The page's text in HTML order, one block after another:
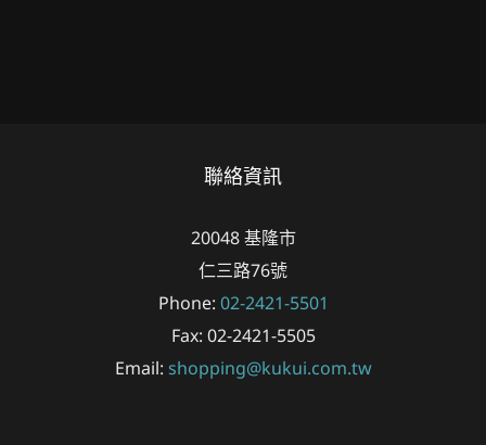
聯絡資訊
20048基隆市
仁三路76號
Phone: 02-2421-5501
Fax: 02-2421-5505
Email: shopping@kukui.com.tw